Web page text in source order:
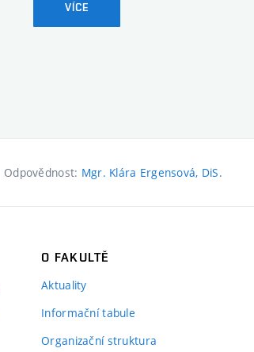
VÍCE
Odpovědnost: Mgr. Klára Ergensová, DiS.
O FAKULTĚ
Aktuality
Informační tabule
Organizační struktura